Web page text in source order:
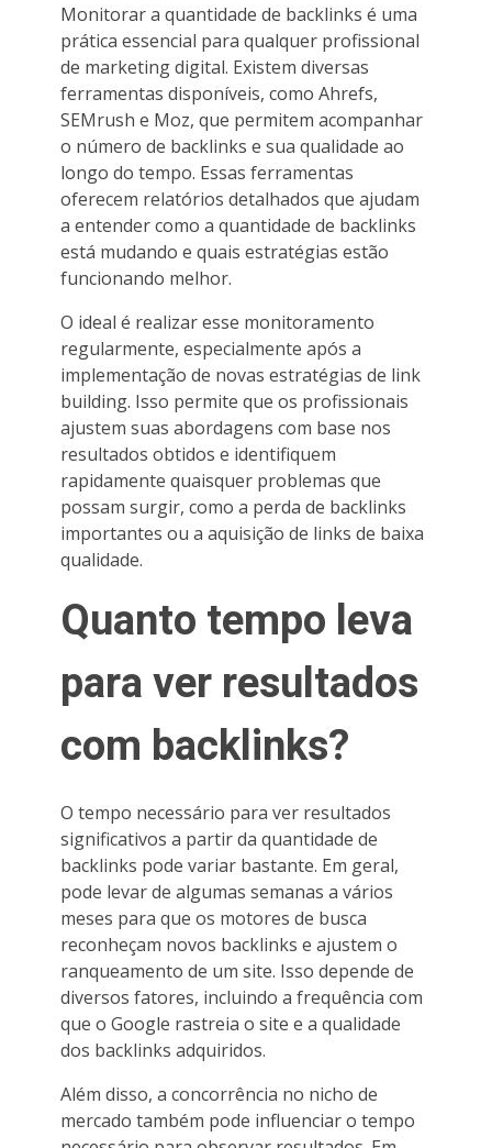
Monitorar a quantidade de backlinks é uma
prática essencial para qualquer profissional
de marketing digital. Existem diversas
ferramentas disponíveis, como Ahrefs,
SEMrush e Moz, que permitem acompanhar
o número de backlinks e sua qualidade ao
longo do tempo. Essas ferramentas
oferecem relatórios detalhados que ajudam
a entender como a quantidade de backlinks
está mudando e quais estratégias estão
funcionando melhor.
O ideal é realizar esse monitoramento
regularmente, especialmente após a
implementação de novas estratégias de link
building. Isso permite que os profissionais
ajustem suas abordagens com base nos
resultados obtidos e identifiquem
rapidamente quaisquer problemas que
possam surgir, como a perda de backlinks
importantes ou a aquisição de links de baixa
qualidade.
Quanto tempo leva
para ver resultados
com backlinks?
O tempo necessário para ver resultados
significativos a partir da quantidade de
backlinks pode variar bastante. Em geral,
pode levar de algumas semanas a vários
meses para que os motores de busca
reconheçam novos backlinks e ajustem o
ranqueamento de um site. Isso depende de
diversos fatores, incluindo a frequência com
que o Google rastreia o site e a qualidade
dos backlinks adquiridos.
Além disso, a concorrência no nicho de
mercado também pode influenciar o tempo